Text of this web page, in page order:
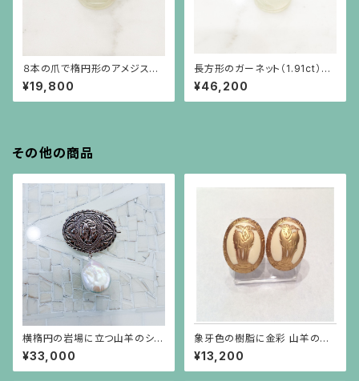
８本の爪で楕円形のアメジスト
（1.41ct）を留めた彫りの施され
た細い腕のシルバーリング
¥19,800
長方形のガーネット（1.91ct）と
三角ホワイトサファイアのシルバ
ー台リング
¥46,200
その他の商品
横楕円の岩場に立つ山羊のシル
バープレートに白い大粒バロッ
クパールが揺れるブローチ兼ペ
ンダント
¥33,000
象牙色の樹脂に金彩 山羊のイ
ヤリング 楕円
¥13,200